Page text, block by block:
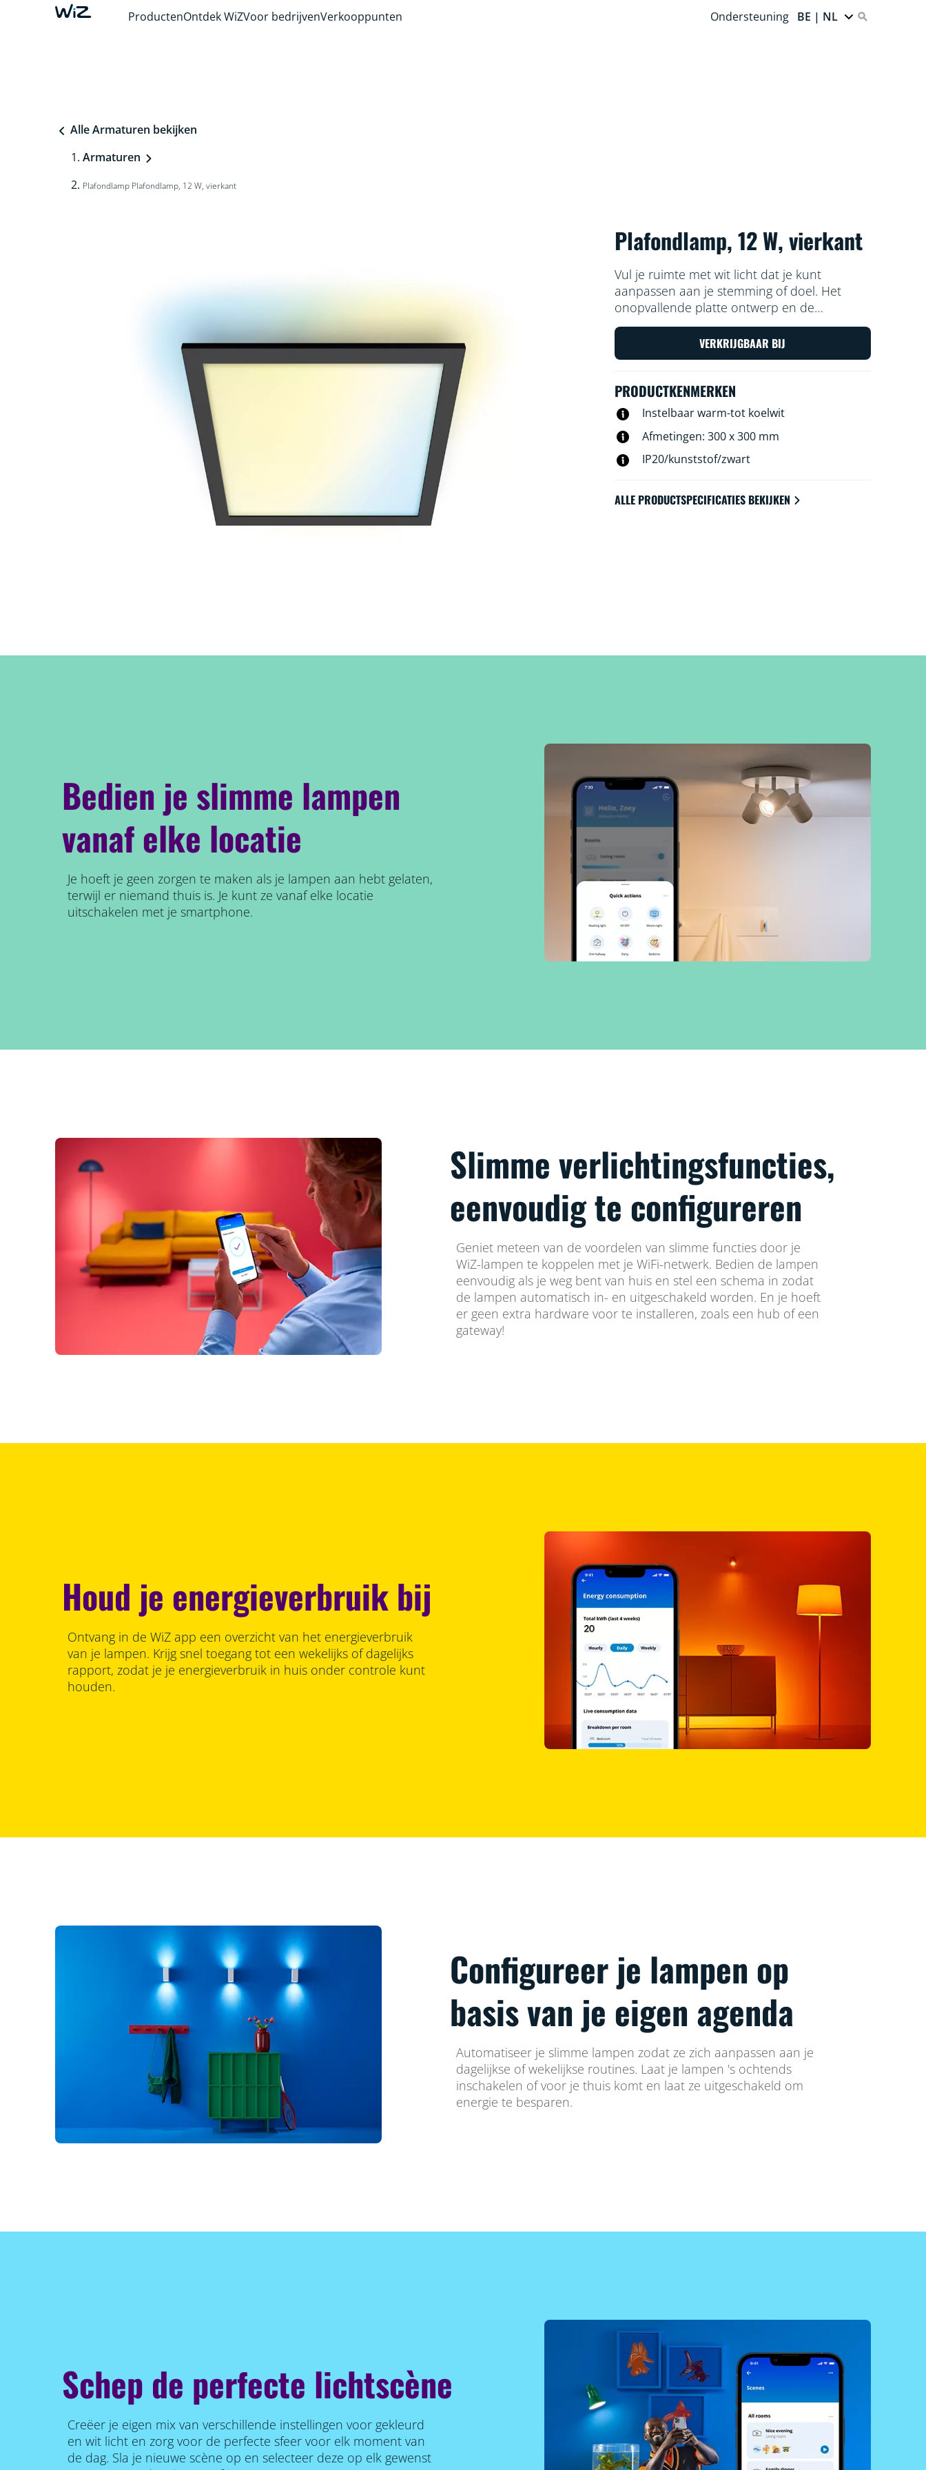
ProductenOntdek WiZVoor bedrijvenVerkooppunten Ondersteuning BE | NL
Alle Armaturen bekijken
Armaturen
Plafondlamp Plafondlamp, 12 W, vierkant
Plafondlamp, 12 W, vierkant
Vul je ruimte met wit licht dat je kunt
aanpassen aan je stemming of doel. Het
onopvallende platte ontwerp en de
eenvoudige installatie zorgen ervoor dat het
comfortabel en naadloos aansluit op je
interieur.
VERKRIJGBAAR BIJ
PRODUCTKENMERKEN
Instelbaar warm-tot koelwit
Afmetingen: 300 x 300 mm
IP20/kunststof/zwart
ALLE PRODUCTSPECIFICATIES BEKIJKEN
Bedien je slimme lampen
vanaf elke locatie
Je hoeft je geen zorgen te maken als je lampen aan hebt gelaten,
terwijl er niemand thuis is. Je kunt ze vanaf elke locatie
uitschakelen met je smartphone.
Slimme verlichtingsfuncties,
eenvoudig te configureren
Geniet meteen van de voordelen van slimme functies door je
WiZ-lampen te koppelen met je WiFi-netwerk. Bedien de lampen
eenvoudig als je weg bent van huis en stel een schema in zodat
de lampen automatisch in- en uitgeschakeld worden. En je hoeft
er geen extra hardware voor te installeren, zoals een hub of een
gateway!
Houd je energieverbruik bij
Ontvang in de WiZ app een overzicht van het energieverbruik
van je lampen. Krijg snel toegang tot een wekelijks of dagelijks
rapport, zodat je je energieverbruik in huis onder controle kunt
houden.
Configureer je lampen op
basis van je eigen agenda
Automatiseer je slimme lampen zodat ze zich aanpassen aan je
dagelijkse of wekelijkse routines. Laat je lampen 's ochtends
inschakelen of voor je thuis komt en laat ze uitgeschakeld om
energie te besparen.
Schep de perfecte lichtscène
Creëer je eigen mix van verschillende instellingen voor gekleurd
en wit licht en zorg voor de perfecte sfeer voor elk moment van
de dag. Sla je nieuwe scène op en selecteer deze op elk gewenst